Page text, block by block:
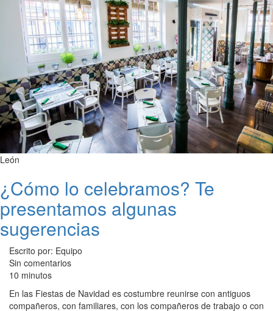
León
¿Cómo lo celebramos? Te
presentamos algunas
sugerencias
Escrito por: Equipo
Sin comentarios
10 minutos
En las Fiestas de Navidad es costumbre reunirse con antiguos
compañeros, con familiares, con los compañeros de trabajo o con